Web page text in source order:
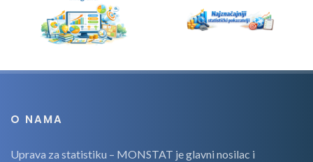
O NAMA
Uprava za statistiku – MONSTAT je glavni nosilac i